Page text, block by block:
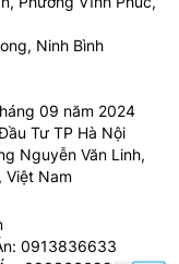
Ninh Bình
09 năm 2024
Tư TP Hà Nội
Nguyễn Văn Linh,
Việt Nam
0913836633